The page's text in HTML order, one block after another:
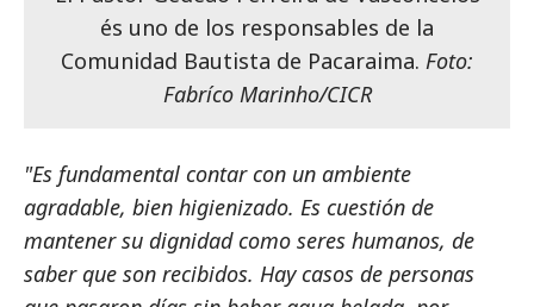
és uno de los responsables de la
Comunidad Bautista de Pacaraima. Foto:
Fabríco Marinho/CICR
"Es fundamental contar con un ambiente
agradable, bien higienizado. Es cuestión de
mantener su dignidad como seres humanos, de
saber que son recibidos. Hay casos de personas